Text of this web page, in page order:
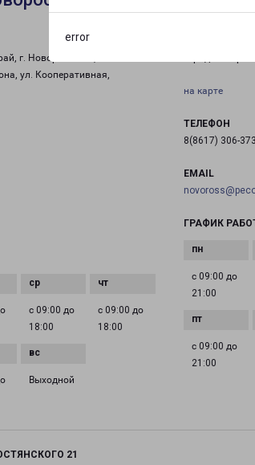
error
г. Новороссийск,
ул. Кооперативная,
с 09:00 до
18:00
с 09:00 до
18:00
Выходной
на карте
ТЕЛЕФОН
8(8617) 306-373
EMAIL
ГРАФИК
с 09:00 до
21:00
с 09:00 до
21:00
21